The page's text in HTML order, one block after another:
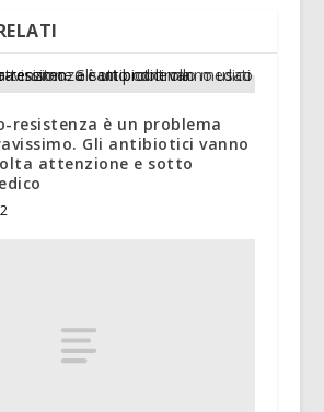
resistenza è un problema
Gli antibiotici vanno
attenzione e sotto